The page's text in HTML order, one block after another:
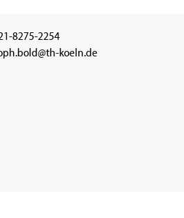
8275-2254
koeln.de